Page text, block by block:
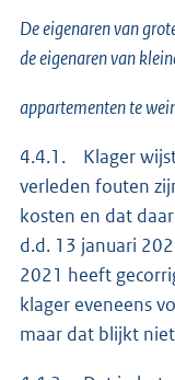
De eigenaren van
de eigenaren van
appartementen te
4.4.1. Klager
verleden fouten
kosten en dat
d.d. 13 januari
2021 heeft
klager eveneens
maar dat blijkt